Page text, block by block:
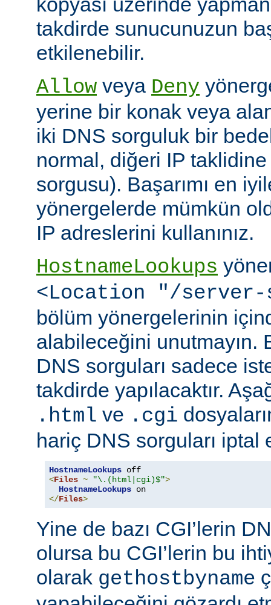
takdirde sunucunuzun
etkilenebilir.
Allow veya Deny
yerine bir konak veya
iki DNS sorguluk bir
normal, diğeri IP taklidine
sorgusu). Başarımı en
yönergelerde mümkün
IP adreslerini kullanınız.
HostnameLookups
<Location "/
bölüm yönergelerinin
alabileceğini unutmayın.
DNS sorguları sadece
takdirde yapılacaktır.
.html ve .cgi
hariç DNS sorguları iptal
HostnameLookups
<Files ~ "\.(html|cgi)$">
HostnameLookups
</Files>
Yine de bazı CGI’lerin
olursa bu CGI’lerin bu
olarak gethostbyname